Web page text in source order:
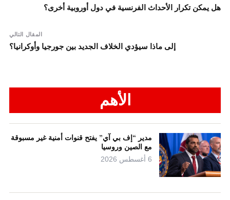
هل يمكن تكرار الأحداث الفرنسية في دول أوروبية أخرى؟
المقال التالي
إلى ماذا سيؤدي الخلاف الجديد بين جورجيا وأوكرانيا؟
الأهم
مدير “إف بي آي” يفتح قنوات أمنية غير مسبوقة
مع الصين وروسيا
6 أغسطس 2026